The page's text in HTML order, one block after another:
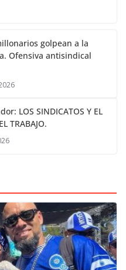
golpean a la
Ofensiva antisindical
LOS SINDICATOS Y EL
TRABAJO.